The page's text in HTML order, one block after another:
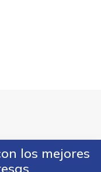
los mejores